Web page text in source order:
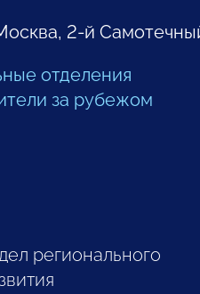
2-й
отделения
за рубежом
регионального